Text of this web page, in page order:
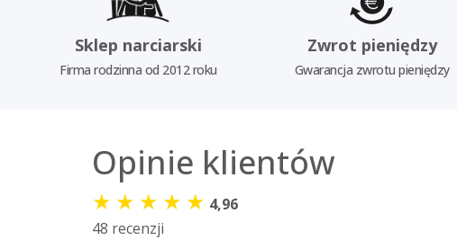
Sklep narciarski
Firma rodzinna od 2012 roku
Zwrot pieniędzy
Gwarancja zwrotu pieniędzy
Opinie klientów
★ ★ ★ ★ ★ 4,96
48 recenzji